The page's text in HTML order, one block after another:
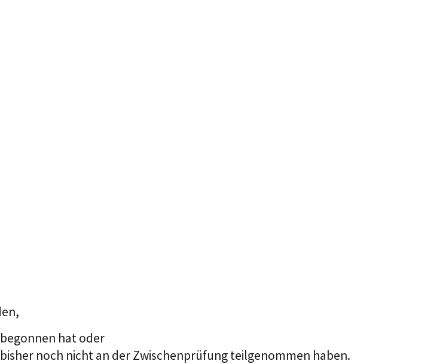
hat oder
noch nicht an der Zwischenprüfung teilgenommen haben.